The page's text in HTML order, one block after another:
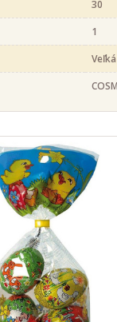
30
1